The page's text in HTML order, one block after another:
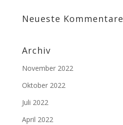
Neueste Kommentare
Archiv
November 2022
Oktober 2022
Juli 2022
April 2022